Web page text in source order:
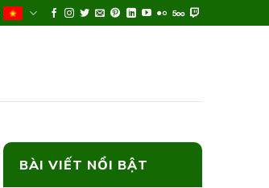
BÀI VIẾT NỔI BẬT